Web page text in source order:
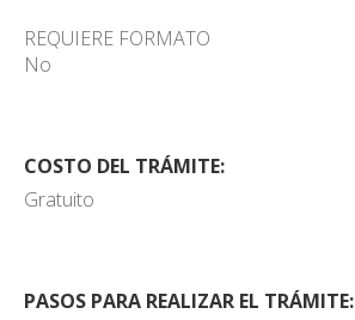
REQUIERE FORMATO
No
COSTO DEL TRÁMITE:
Gratuito
PASOS PARA REALIZAR EL TRÁMITE: